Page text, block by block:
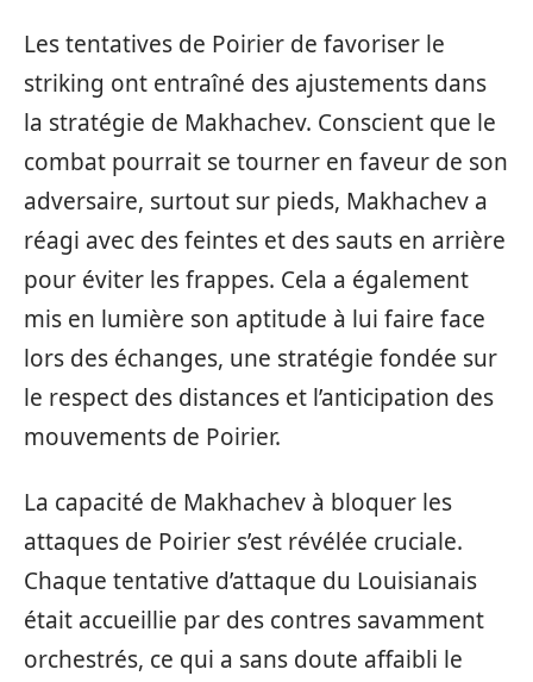
Les tentatives de Poirier de favoriser le
striking ont entraîné des ajustements dans
la stratégie de Makhachev. Conscient que le
combat pourrait se tourner en faveur de son
adversaire, surtout sur pieds, Makhachev a
réagi avec des feintes et des sauts en arrière
pour éviter les frappes. Cela a également
mis en lumière son aptitude à lui faire face
lors des échanges, une stratégie fondée sur
le respect des distances et l’anticipation des
mouvements de Poirier.
La capacité de Makhachev à bloquer les
attaques de Poirier s’est révélée cruciale.
Chaque tentative d’attaque du Louisianais
était accueillie par des contres savamment
orchestrés, ce qui a sans doute affaibli le